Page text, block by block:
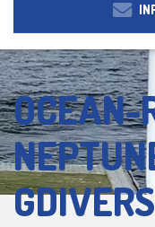
OCEAN-